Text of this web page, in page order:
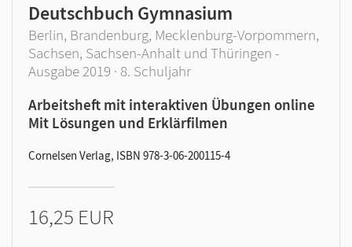
Deutschbuch Gymnasium
Berlin, Brandenburg, Mecklenburg-Vorpommern,
Sachsen, Sachsen-Anhalt und Thüringen -
Ausgabe 2019 · 8. Schuljahr
Arbeitsheft mit interaktiven Übungen online
Mit Lösungen und Erklärfilmen
Cornelsen Verlag, ISBN 978-3-06-200115-4
16,25 EUR